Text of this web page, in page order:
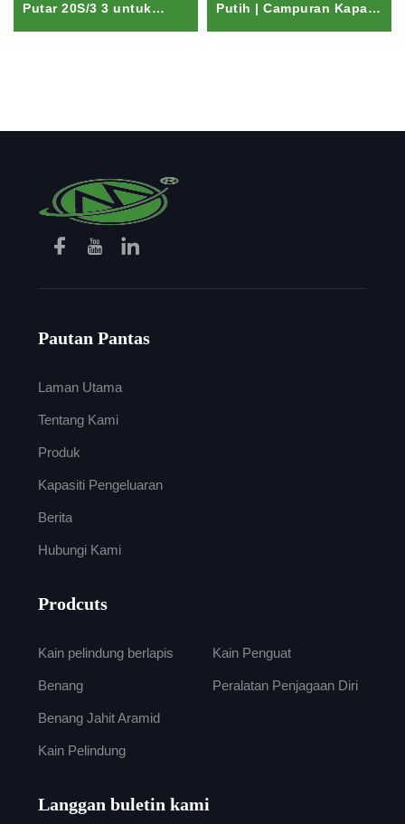
Putar 20S/3 3 untuk
Pakaian Penyelamat
Putih | Campuran Kapas
Ring Spun untuk Kniting
Pautan Pantas
Laman Utama
Tentang Kami
Produk
Kapasiti Pengeluaran
Berita
Hubungi Kami
Prodcuts
Kain pelindung berlapis
Benang
Benang Jahit Aramid
Kain Pelindung
Kain Penguat
Peralatan Penjagaan Diri
Langgan buletin kami